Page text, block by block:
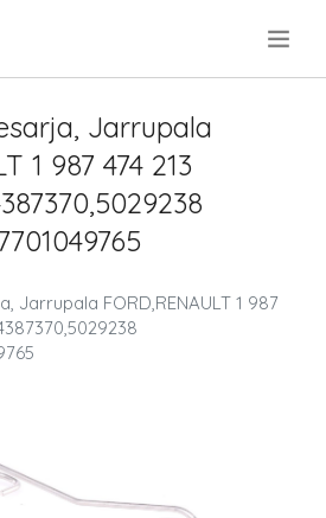
Jarrupala
1 987 474 213
Jarrupala FORD,RENAULT 1 987